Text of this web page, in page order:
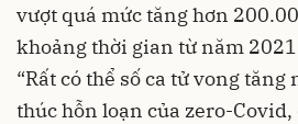
vượt quá mức tăng hơn
khoảng thời gian từ năm
“Rất có thể số ca tử vong
thúc hỗn loạn của zero-